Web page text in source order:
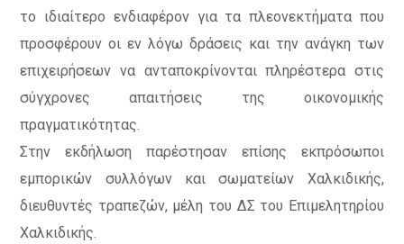
το ιδιαίτερο ενδιαφέρον για τα πλεονεκτήματα που
προσφέρουν οι εν λόγω δράσεις και την ανάγκη των
επιχειρήσεων να ανταποκρίνονται πληρέστερα στις
σύγχρονες απαιτήσεις της οικονομικής
πραγματικότητας.
Στην εκδήλωση παρέστησαν επίσης εκπρόσωποι
εμπορικών συλλόγων και σωματείων Χαλκιδικής,
διευθυντές τραπεζών, μέλη του ΔΣ του Επιμελητηρίου
Χαλκιδικής.